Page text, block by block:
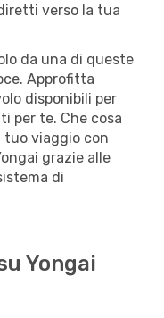
verso la tua
da una di queste
Approfitta
disponibili per
per te. Che cosa
tuo viaggio con
grazie alle
di
Yongai